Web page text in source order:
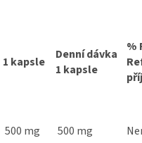
1 kapsle
Denní dávka
1 kapsle
%
500 mg 500 mg